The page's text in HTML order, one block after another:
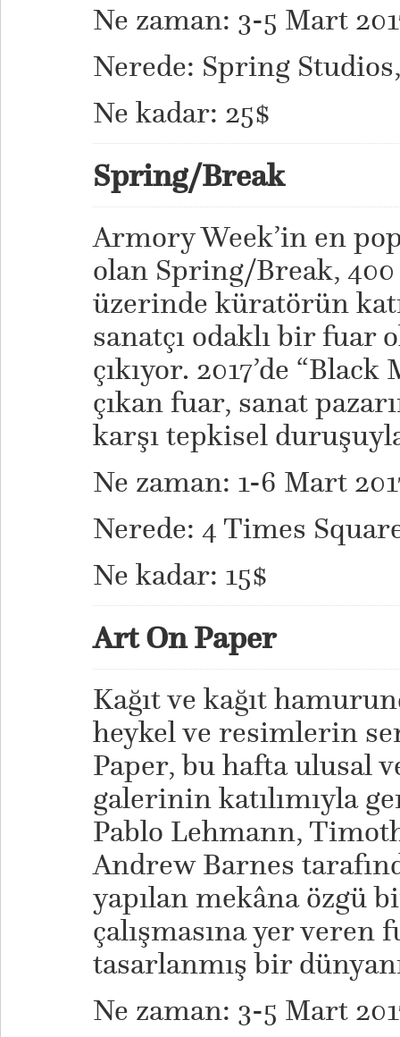
Ne zaman: 3-5 Mart
Nerede: Spring
Ne kadar: 25$
Spring/Break
Armory Week’in en
olan Spring/Break, 400
üzerinde küratörün
sanatçı odaklı bir fuar
çıkıyor. 2017’de
çıkan fuar, sanat
karşı tepkisel
Ne zaman: 1-6 Mart
Nerede: 4 Times
Ne kadar: 15$
Art On Paper
Kağıt ve kağıt
heykel ve resimlerin
Paper, bu hafta ulusal
galerinin katılımıyla
Pablo Lehmann,
Andrew Barnes
yapılan mekâna özgü
çalışmasına yer veren
tasarlanmış bir
Ne zaman: 3-5 Mart